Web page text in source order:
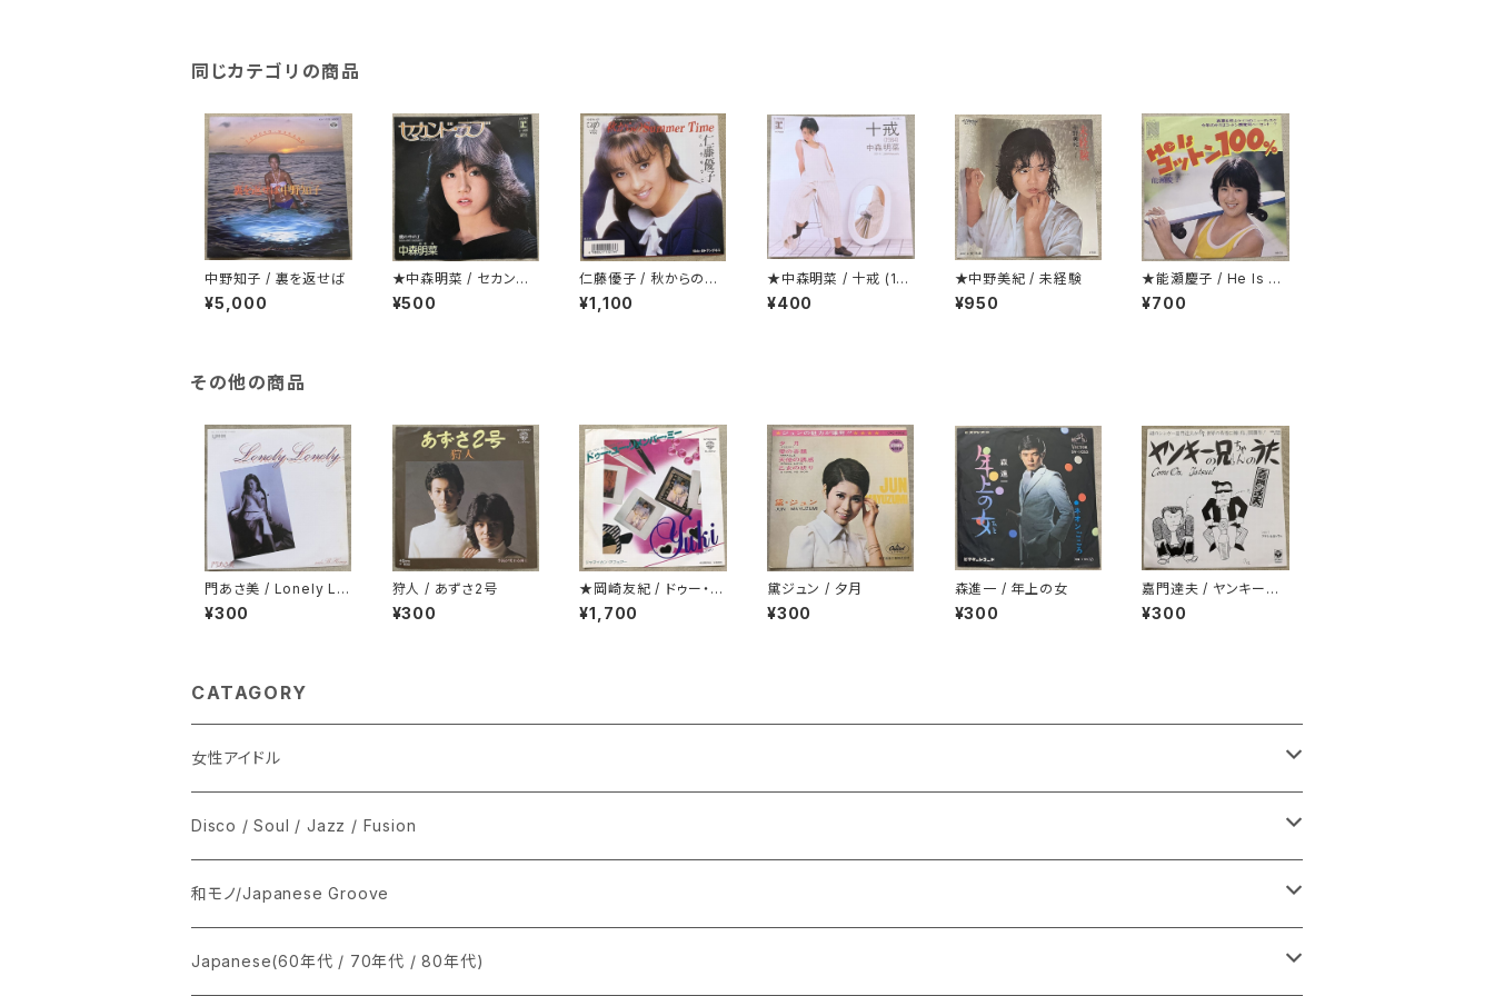
同じカテゴリの商品
中野知子 / 裏を返せば
¥5,000
★中森明菜 / セカンド・
ラブ
¥500
仁藤優子 / 秋からのSu
mmer Time
¥1,100
★中森明菜 / 十戒 (19
84)
¥400
★中野美紀 / 未経験
¥950
★能瀬慶子 / He Is コ
ットン100％
¥700
その他の商品
門あさ美 / Lonely Lo
nely Honey
¥300
狩人 / あずさ2号
¥300
★岡崎友紀 / ドゥー・ユ
ー・リメンバー・ミー
¥1,700
黛ジュン / 夕月
¥300
森進一 / 年上の女
¥300
嘉門達夫 / ヤンキーの
兄ちゃんのうた
¥300
CATAGORY
女性アイドル
シングル盤
あ行
か行
LP
CD
Disco / Soul / Jazz / Fusion
シングル盤
A
12インチ・シングル
和モノ/Japanese Groove
シングル盤
Japanese(60年代 / 70年代 / 80年代)